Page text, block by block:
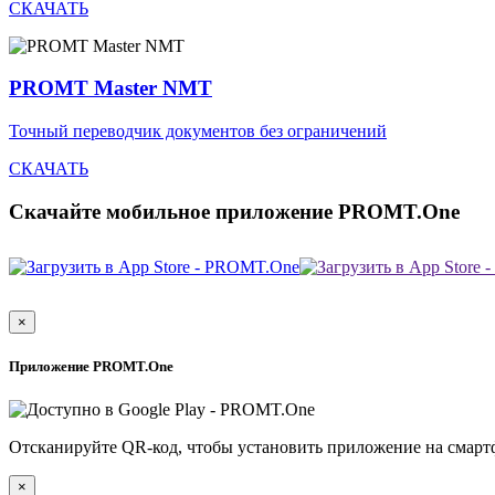
СКАЧАТЬ
PROMT Master NMT
Точный переводчик документов без ограничений
СКАЧАТЬ
Скачайте мобильное приложение PROMT.One
×
Приложение PROMT.One
Отсканируйте QR-код, чтобы установить приложение на
×